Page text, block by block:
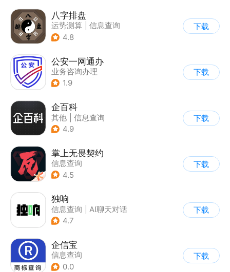
八字排盘
运势测算
信息查询
4.8
下载
公安一网通办
业务咨询办理
| 综合服务
1.9
下载
企百科
其他
信息查询
4.9
下载
掌上无畏契约
信息查询
4.5
下载
独响
信息查询
AI聊天对话
4.7
下载
企信宝
信息查询
0.0
下载